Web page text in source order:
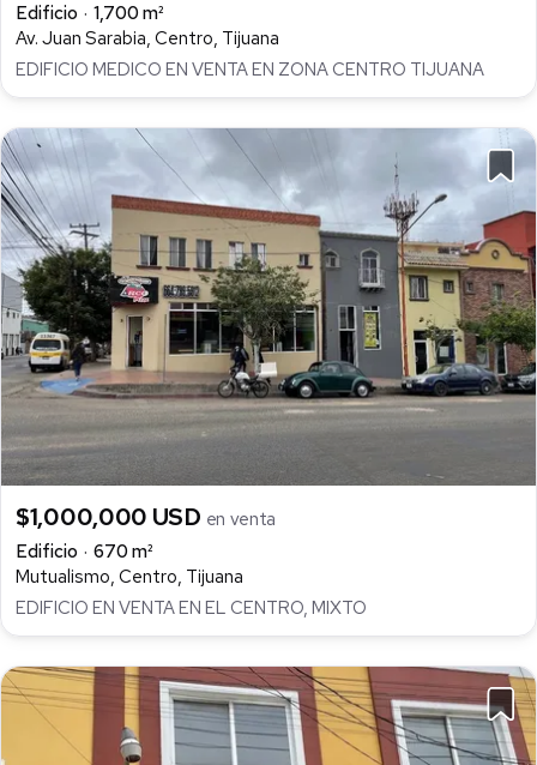
Edificio
1,700 m²
Av. Juan Sarabia, Centro, Tijuana
EDIFICIO MEDICO EN VENTA EN ZONA CENTRO TIJUANA
$1,000,000 USD en venta
Edificio
670 m²
Mutualismo, Centro, Tijuana
EDIFICIO EN VENTA EN EL CENTRO, MIXTO